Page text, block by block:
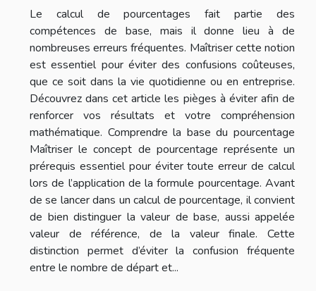
Le calcul de pourcentages fait partie des
compétences de base, mais il donne lieu à de
nombreuses erreurs fréquentes. Maîtriser cette notion
est essentiel pour éviter des confusions coûteuses,
que ce soit dans la vie quotidienne ou en entreprise.
Découvrez dans cet article les pièges à éviter afin de
renforcer vos résultats et votre compréhension
mathématique. Comprendre la base du pourcentage
Maîtriser le concept de pourcentage représente un
prérequis essentiel pour éviter toute erreur de calcul
lors de l’application de la formule pourcentage. Avant
de se lancer dans un calcul de pourcentage, il convient
de bien distinguer la valeur de base, aussi appelée
valeur de référence, de la valeur finale. Cette
distinction permet d’éviter la confusion fréquente
entre le nombre de départ et...